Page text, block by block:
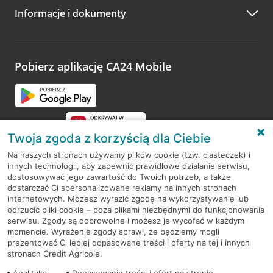
Zachęcamy do podzielenia się z nami opinią o wizycie.
opinie.
Informacje i dokumenty
Pobierz aplikację CA24 Mobile
RODO
Regulamin serwisu
Mapa serwisu
PolitykaCookies
Twoja zgoda z korzyścią dla Ciebie
Na naszych stronach używamy plików cookie (tzw. ciasteczek) i
innych technologii, aby zapewnić prawidłowe działanie serwisu,
dostosowywać jego zawartość do Twoich potrzeb, a także
dostarczać Ci spersonalizowane reklamy na innych stronach
internetowych. Możesz wyrazić zgodę na wykorzystywanie lub
odrzucić pliki cookie – poza plikami niezbędnymi do funkcjonowania
serwisu. Zgody są dobrowolne i możesz je wycofać w każdym
momencie. Wyrażenie zgody sprawi, że będziemy mogli
prezentować Ci lepiej dopasowane treści i oferty na tej i innych
stronach Credit Agricole.